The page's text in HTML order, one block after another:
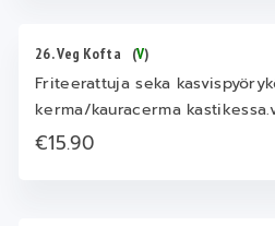
26. Veg Kofta (V)
Friteerattuja seka
kerma/kauracerma
€15.90